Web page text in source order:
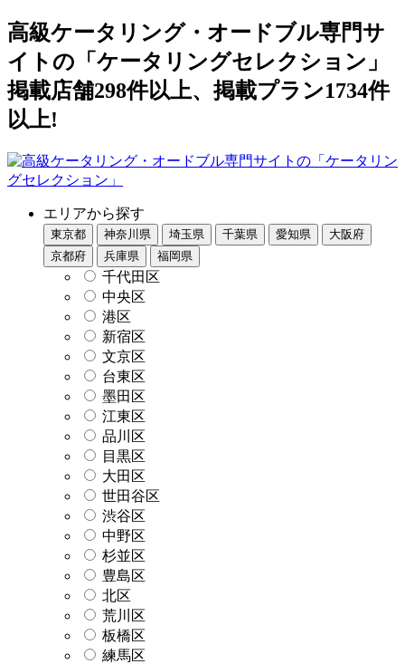
高級ケータリング・オードブル専門サ
イトの「ケータリングセレクション」
掲載店舗298件以上、掲載プラン1734件
以上!
エリアから探す
東京都 神奈川県 埼玉県 千葉県 愛知県
大阪府
京都府
兵庫県 福岡県
千代田区
中央区
港区
新宿区
文京区
台東区
墨田区
江東区
品川区
目黒区
大田区
世田谷区
渋谷区
中野区
杉並区
豊島区
北区
荒川区
板橋区
練馬区